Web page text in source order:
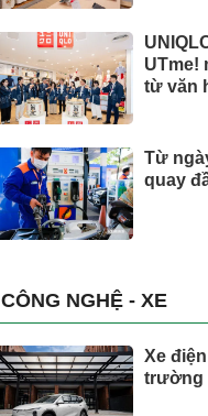
UTme!
từ văn
Từ
quay
CÔNG NGHỆ - XE
Xe
trường